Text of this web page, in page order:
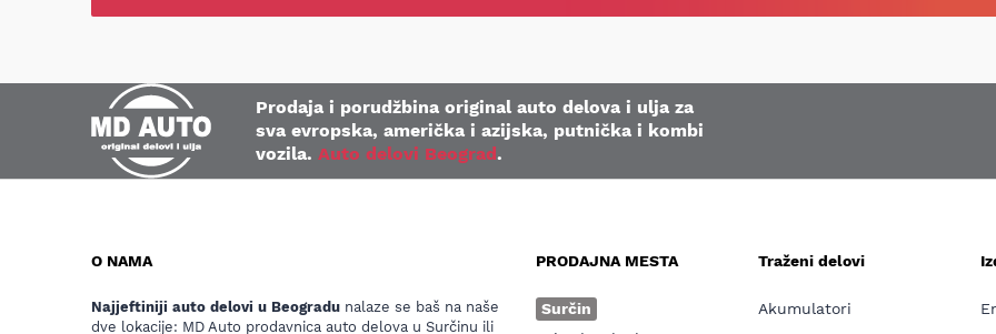
Prodaja i porudžbina original auto delova i ulja za
sva evropska, američka i azijska, putnička i kombi
vozila. Auto delovi Beograd.
O NAMA
Najjeftiniji auto delovi u Beogradu nalaze se baš na naše
dve lokacije: MD Auto prodavnica auto delova u Surčinu ili
PRODAJNA MESTA
Surčin
Traženi delovi
Akumulatori